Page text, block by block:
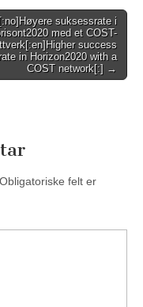
[:no]Høyere suksessrate i
med et COST-
success
rate in Horizon2020 with a
COST network[:] →
Obligatoriske felt er